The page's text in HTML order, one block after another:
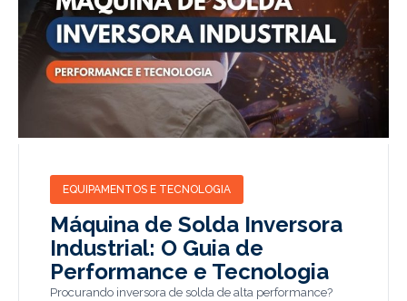
EQUIPAMENTOS E TECNOLOGIA
Máquina de Solda Inversora
Industrial: O Guia de
Performance e Tecnologia
Procurando inversora de solda de alta performance?